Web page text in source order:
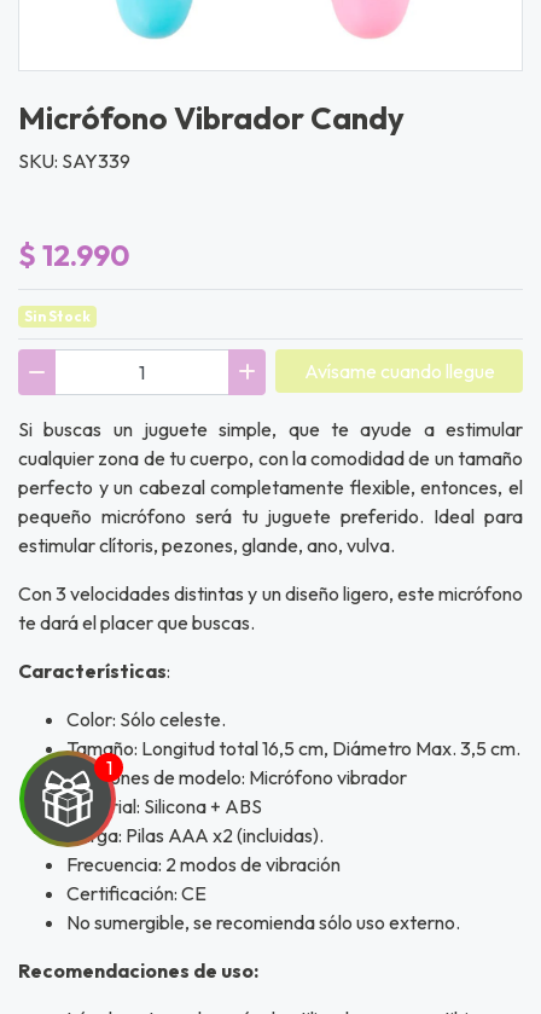
Micrófono Vibrador Candy
SKU: SAY339
$ 12.990
Sin Stock
Avísame cuando llegue
Si buscas un juguete simple, que te ayude a estimular
cualquier zona de tu cuerpo, con la comodidad de un tamaño
perfecto y un cabezal completamente flexible, entonces, el
pequeño micrófono será tu juguete preferido. Ideal para
estimular clítoris, pezones, glande, ano, vulva.
Con 3 velocidades distintas y un diseño ligero, este micrófono
te dará el placer que buscas.
Características:
Color: Sólo celeste.
Tamaño: Longitud total 16,5 cm, Diámetro Max. 3,5 cm.
Funciones de modelo: Micrófono vibrador
Material: Silicona + ABS
Carga: Pilas AAA x2 (incluidas).
Frecuencia: 2 modos de vibración
Certificación: CE
No sumergible, se recomienda sólo uso externo.
Recomendaciones de uso: